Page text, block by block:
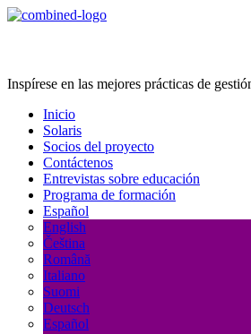
Inspírese en las mejores prácticas de
Inicio
Solaris
Socios del proyecto
Contáctenos
Entrevistas sobre educación
Programa de formación
Español
English
Čeština
Română
Italiano
Suomi
Deutsch
Español